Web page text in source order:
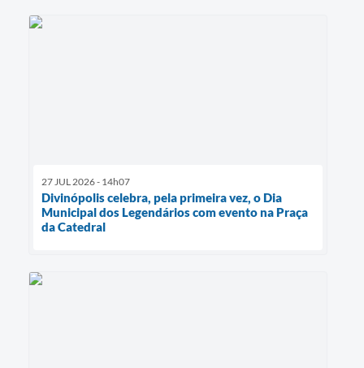
27 JUL 2026 - 14h07
Divinópolis celebra, pela primeira vez, o Dia
Municipal dos Legendários com evento na Praça
da Catedral